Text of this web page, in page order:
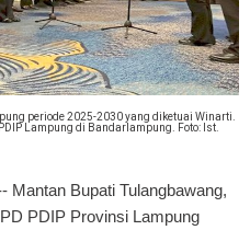
periode 2025-2030 yang diketuai Winarti.
Lampung di Bandarlampung. Foto: Ist.
Mantan Bupati Tulangbawang,
PDIP Provinsi Lampung